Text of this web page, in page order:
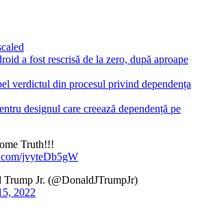
a fost rescrisă de la zero, după aproape
verdictul din procesul privind dependența
designul care creează dependență pe
Truth!!!
jvyteDb5gW
Jr. (@DonaldJTrumpJr)
2022